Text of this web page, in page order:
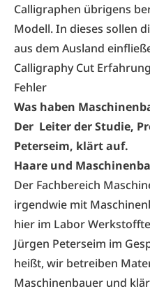
Calligraphen übrigens
Modell. In dieses sollen
aus dem Ausland
Calligraphy Cut
Fehler
Was haben
Der Leiter der Studie,
Peterseim, klärt auf.
Haare und
Der Fachbereich
irgendwie mit
hier im Labor
Jürgen Peterseim im
heißt, wir betreiben
Maschinenbauer und